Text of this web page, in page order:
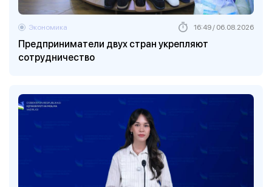
Предприниматели двух стран укрепляют
сотрудничество
Экономика 16:49 / 06.08.2026